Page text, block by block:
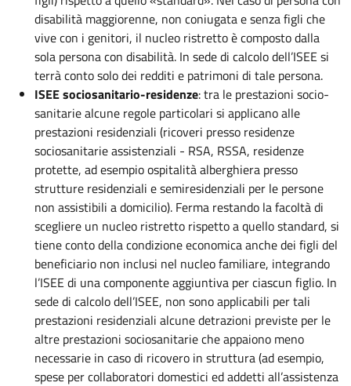
disabilità maggiorenne, non coniugata e senza figli che
vive con i genitori, il nucleo ristretto è composto dalla
sola persona con disabilità. In sede di calcolo dell’ISEE si
terrà conto solo dei redditi e patrimoni di tale persona.
ISEE sociosanitario-residenze: tra le prestazioni socio-
sanitarie alcune regole particolari si applicano alle
prestazioni residenziali (ricoveri presso residenze
sociosanitarie assistenziali - RSA, RSSA, residenze
protette, ad esempio ospitalità alberghiera presso
strutture residenziali e semiresidenziali per le persone
non assistibili a domicilio). Ferma restando la facoltà di
scegliere un nucleo ristretto rispetto a quello standard, si
tiene conto della condizione economica anche dei figli del
beneficiario non inclusi nel nucleo familiare, integrando
l’ISEE di una componente aggiuntiva per ciascun figlio. In
sede di calcolo dell’ISEE, non sono applicabili per tali
prestazioni residenziali alcune detrazioni previste per le
altre prestazioni sociosanitarie che appaiono meno
necessarie in caso di ricovero in struttura (ad esempio,
spese per collaboratori domestici ed addetti all’assistenza